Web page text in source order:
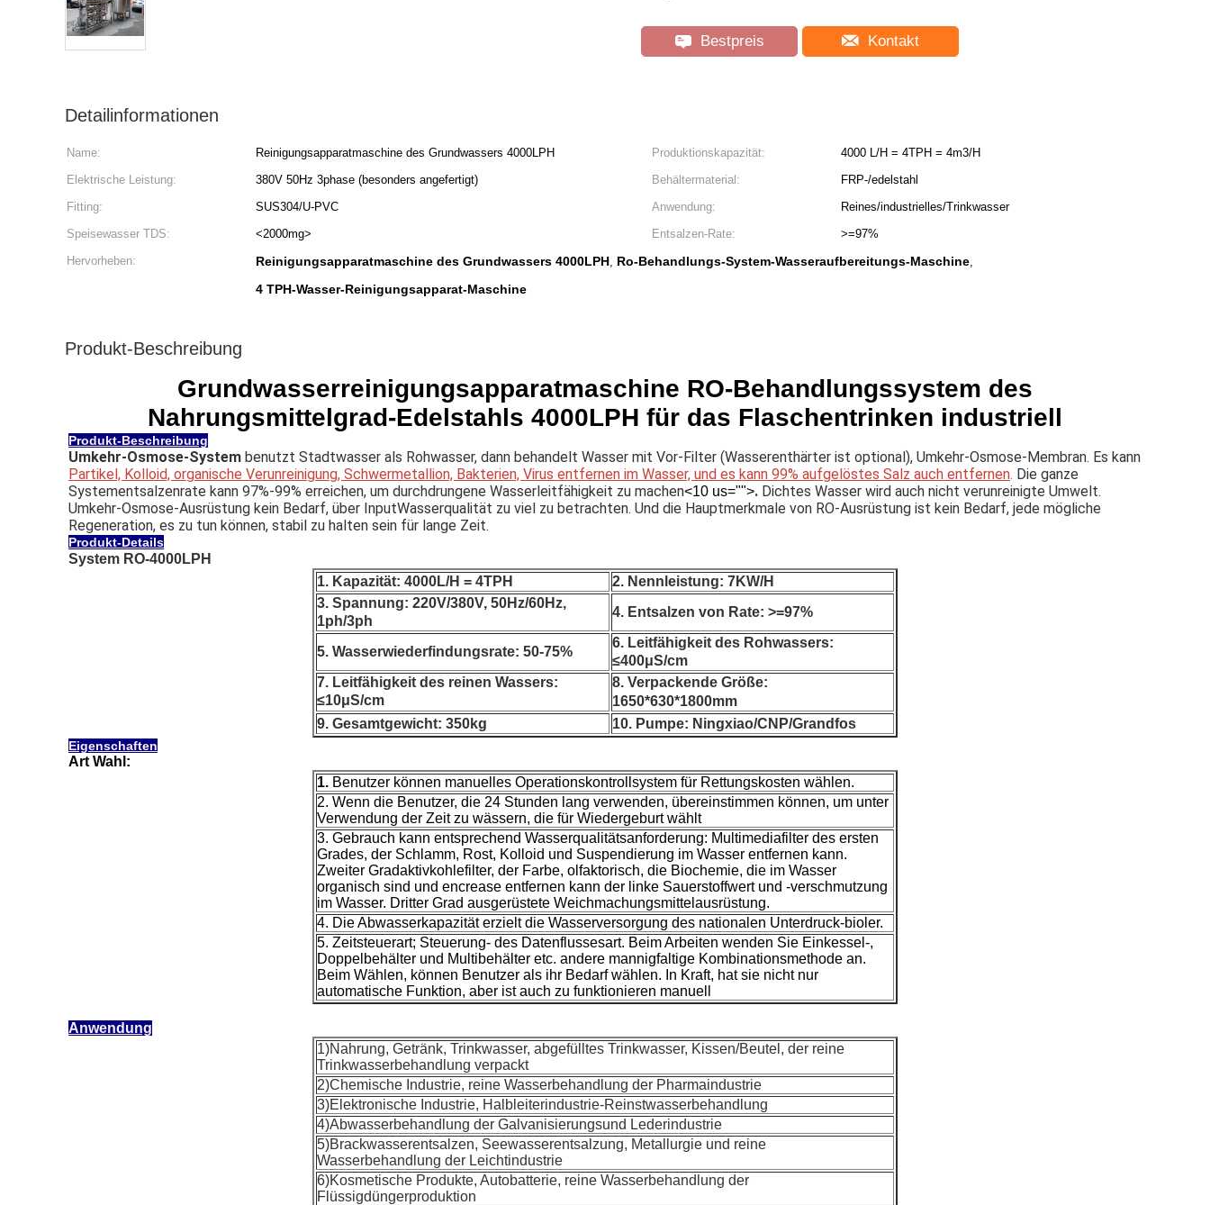
Bestpreis Kontakt
Detailinformationen
Name: Reinigungsapparatmaschine des Grundwassers 4000LPH Produktionskapazität:
4000 L/H = 4TPH = 4m3/H
Elektrische Leistung:
380V 50Hz 3phase (besonders angefertigt) Behältermaterial:
FRP-/edelstahl
Fitting:
SUS304/U-PVC Anwendung:
Reines/industrielles/Trinkwasser
Speisewasser TDS:
<2000mg> Entsalzen-Rate:
>=97%
Hervorheben:
Reinigungsapparatmaschine des Grundwassers 4000LPH, Ro-Behandlungs-System-Wasseraufbereitungs-Maschine,
4 TPH-Wasser-Reinigungsapparat-Maschine
Produkt-Beschreibung
Grundwasserreinigungsapparatmaschine RO-Behandlungssystem des
Nahrungsmittelgrad-Edelstahls 4000LPH für das Flaschentrinken industriell
Produkt-Beschreibung
Umkehr-Osmose-System benutzt Stadtwasser als Rohwasser, dann behandelt Wasser mit Vor-Filter (Wasserenthärter ist optional), Umkehr-Osmose-Membran. Es kann
Partikel, Kolloid, organische Verunreinigung, Schwermetallion, Bakterien, Virus entfernen im Wasser, und es kann 99% aufgelöstes Salz auch entfernen. Die ganze
Systementsalzenrate kann 97%-99% erreichen, um durchdrungene Wasserleitfähigkeit zu machen<10 us="">. Dichtes Wasser wird auch nicht verunreinigte Umwelt.
Umkehr-Osmose-Ausrüstung kein Bedarf, über InputWasserqualität zu viel zu betrachten. Und die Hauptmerkmale von RO-Ausrüstung ist kein Bedarf, jede mögliche
Regeneration, es zu tun können, stabil zu halten sein für lange Zeit.
Produkt-Details
System RO-4000LPH
1. Kapazität: 4000L/H = 4TPH
2. Nennleistung: 7KW/H
3. Spannung: 220V/380V, 50Hz/60Hz,
1ph/3ph
4. Entsalzen von Rate: >=97%
5. Wasserwiederfindungsrate: 50-75%
6. Leitfähigkeit des Rohwassers:
≤400μS/cm
7. Leitfähigkeit des reinen Wassers:
≤10μS/cm
8. Verpackende Größe:
1650*630*1800mm
9. Gesamtgewicht: 350kg 10. Pumpe: Ningxiao/CNP/Grandfos
Eigenschaften
Art Wahl:
1. Benutzer können manuelles Operationskontrollsystem für Rettungskosten wählen.
2. Wenn die Benutzer, die 24 Stunden lang verwenden, übereinstimmen können, um unter
Verwendung der Zeit zu wässern, die für Wiedergeburt wählt
3. Gebrauch kann entsprechend Wasserqualitätsanforderung: Multimediafilter des ersten
Grades, der Schlamm, Rost, Kolloid und Suspendierung im Wasser entfernen kann.
Zweiter Gradaktivkohlefilter, der Farbe, olfaktorisch, die Biochemie, die im Wasser
organisch sind und encrease entfernen kann der linke Sauerstoffwert und -verschmutzung
im Wasser. Dritter Grad ausgerüstete Weichmachungsmittelausrüstung.
4. Die Abwasserkapazität erzielt die Wasserversorgung des nationalen Unterdruck-bioler.
5. Zeitsteuerart; Steuerung- des Datenflussesart. Beim Arbeiten wenden Sie Einkessel-,
Doppelbehälter und Multibehälter etc. andere mannigfaltige Kombinationsmethode an.
Beim Wählen, können Benutzer als ihr Bedarf wählen. In Kraft, hat sie nicht nur
automatische Funktion, aber ist auch zu funktionieren manuell
Anwendung
1)Nahrung, Getränk, Trinkwasser, abgefülltes Trinkwasser, Kissen/Beutel, der reine
Trinkwasserbehandlung verpackt
2)Chemische Industrie, reine Wasserbehandlung der Pharmaindustrie
3)Elektronische Industrie, Halbleiterindustrie-Reinstwasserbehandlung
4)Abwasserbehandlung der Galvanisierungsund Lederindustrie
5)Brackwasserentsalzen, Seewasserentsalzung, Metallurgie und reine
Wasserbehandlung der Leichtindustrie
6)Kosmetische Produkte, Autobatterie, reine Wasserbehandlung der
Flüssigdüngerproduktion